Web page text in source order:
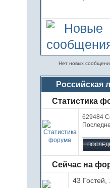
Нет новых
Российская
Статистика
629484
Сейчас на
43 Гостей,